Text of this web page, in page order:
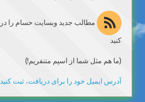
مطالب جدید وبسایت حسام را در
کنید
(ما هم مثل شما از اسپم متنفریم!)
آدرس ایمیل خود را برای دریافت، ثبت کنید